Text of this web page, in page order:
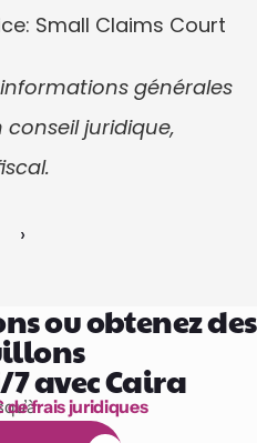
Small Claims Court
générales
juridique,
›
ou obtenez des
7 avec Caira
heures de lecture
frais juridiques